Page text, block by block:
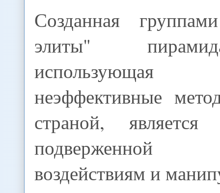
Созданная
элиты"
использующая
неэффективные
страной, является
воздействиям и